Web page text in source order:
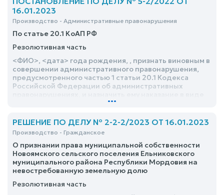
16.01.2023
Производство - Административные правонарушения
По статье 20.1 КоАП РФ
Резолютивная часть
<ФИО>, <дата> года рождения, , признать виновным в
совершении административного правонарушения,
предусмотренного частью 1 статьи 20.1 Кодекса
Российской Федерации об административных
административного ареста на срок 5 (пять) суток
...
РЕШЕНИЕ ПО ДЕЛУ № 2-2-2/2023 ОТ 16.01.2023
Производство - Гражданское
О признании права муниципальной собственности
Новоямского сельского поселения Ельниковского
муниципального района Республики Мордовия на
невостребованную земельную долю
Резолютивная часть